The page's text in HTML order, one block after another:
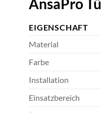
AnsaPro
EIGENSCHAFT
Material
Farbe
Installation
Einsatzbereich